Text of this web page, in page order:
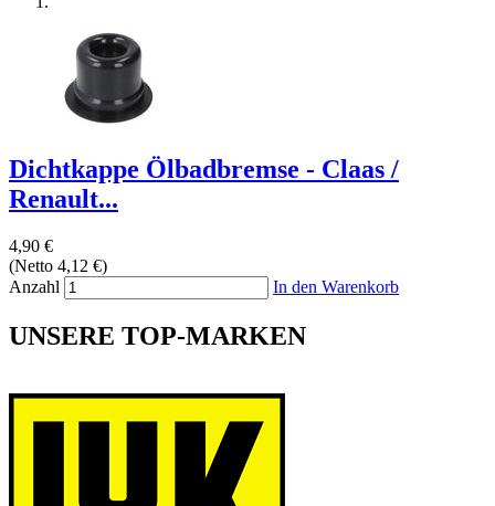
Dichtkappe Ölbadbremse - Claas /
Renault...
4,90 €
(Netto 4,12 €)
Anzahl
In den Warenkorb
UNSERE TOP-MARKEN